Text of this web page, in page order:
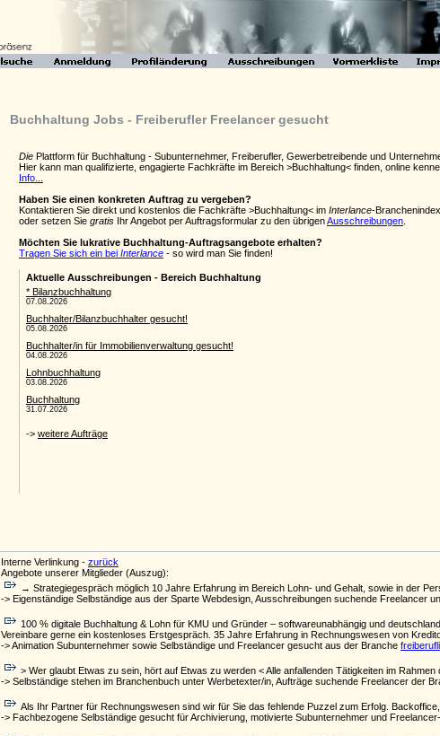
Buchhaltung Jobs - Freiberufler Freelancer gesucht
Die Plattform für Buchhaltung - Subunternehmer, Freiberufler, Gewerbetreibende und
Hier kann man qualifizierte, engagierte Fachkräfte im Bereich >Buchhaltung< finden, online
Info...
Haben Sie einen konkreten Auftrag zu vergeben?
Kontaktieren Sie direkt und kostenlos die Fachkräfte >Buchhaltung< im Interlance-Branchenindex,
oder setzen Sie gratis Ihr Angebot per Auftragsformular zu den übrigenAusschreibungen
Möchten Sie lukrative Buchhaltung-Auftragsangebote erhalten?
Tragen Sie sich ein bei Interlance - so wird man Sie finden!
Interne Verlinkung - zurück
Angebote unserer Mitglieder (Auszug):
→ Strategiegespräch möglich 10 Jahre Erfahrung im Bereich Lohn- und Gehalt, sowie in der
-> Eigenständige Selbständige aus der Sparte Webdesign, Ausschreibungen suchende Freelancer
100 % digitale Buchhaltung & Lohn für KMU und Gründer – softwareunabhängig und
Vereinbare gerne ein kostenloses Erstgespräch. 35 Jahre Erfahrung in Rechnungswesen von
-> Animation Subunternehmer sowie Selbständige und Freelancer gesucht aus der Branche
> Wer glaubt Etwas zu sein, hört auf Etwas zu werden < Alle anfallenden Tätigkeiten im Rahmen
-> Selbständige stehen im Branchenbuch unter Werbetexter/in, Aufträge suchende Freelancer der
Als Ihr Partner für Rechnungswesen sind wir für Sie das fehlende Puzzel zum Erfolg.
-> Fachbezogene Selbständige gesucht für Archivierung, motivierte Subunternehmer und